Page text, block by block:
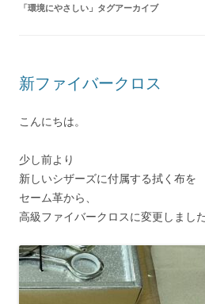
「環境にやさしい 」タグアーカイブ
新ファイバークロス
こんにちは。
少し前より
新しいシザーズに付属する拭く布を
セーム革から、
高級ファイバークロスに変更しました